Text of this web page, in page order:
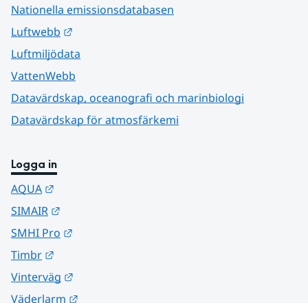
Nationella emissionsdatabasen
Luftwebb
Luftmiljödata
VattenWebb
Datavärdskap, oceanografi och marinbiologi
Datavärdskap för atmosfärkemi
Logga in
AQUA
SIMAIR
SMHI Pro
Timbr
Vinterväg
Väderlarm